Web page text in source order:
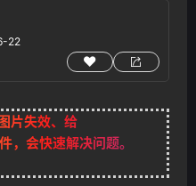
22
片失效、给
，会快速解决问题。